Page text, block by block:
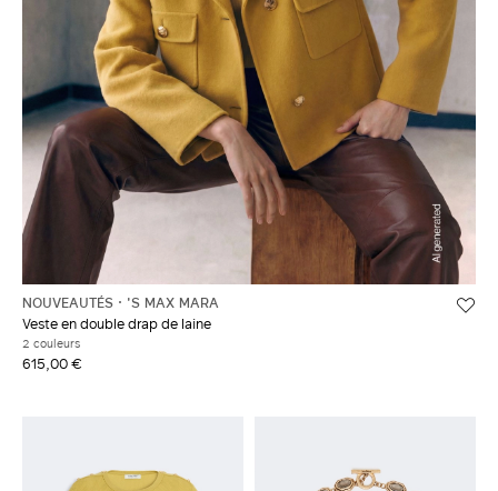
NOUVEAUTÉS
'S MAX MARA
Veste en double drap de laine
2 couleurs
615,00 €